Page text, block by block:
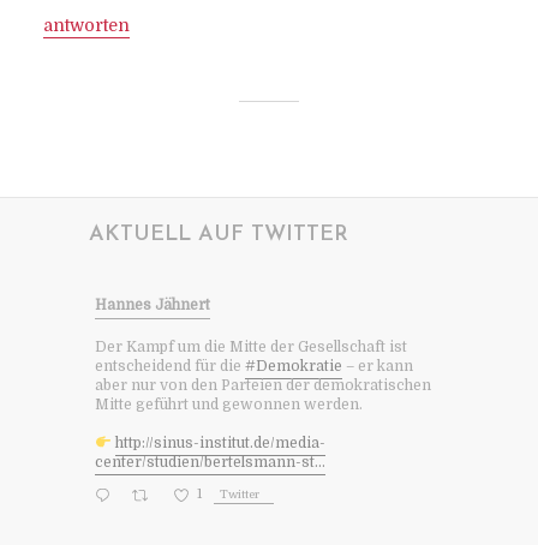
antworten
AKTUELL AUF TWITTER
Hannes Jähnert
Der Kampf um die Mitte der Gesellschaft ist
entscheidend für die #Demokratie – er kann
aber nur von den Parteien der demokratischen
Mitte geführt und gewonnen werden.
http://sinus-institut.de/media-
center/studien/bertelsmann-st...
1 Twitter